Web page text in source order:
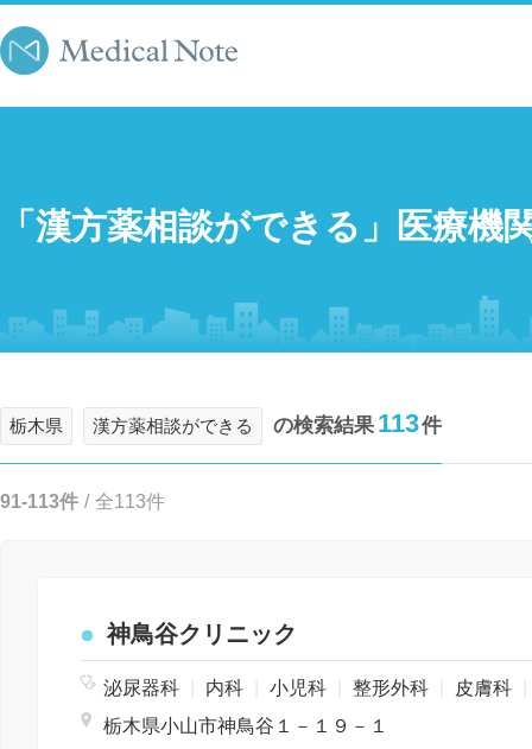
「漢方薬相談ができる」医療機
栃木県 漢方薬相談ができる の検索結果 113件
91-113件 / 全113件
神鳥谷クリニック
泌尿器科 内科 小児科 整形外科 皮膚科
栃木県小山市神鳥谷１－１９－１